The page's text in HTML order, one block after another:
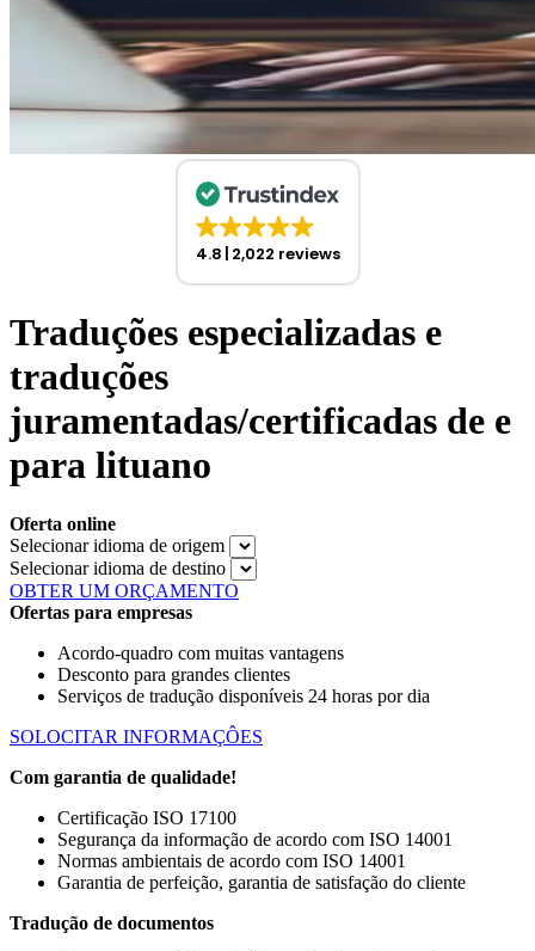
4.8 2,022 reviews
Traduções especializadas e
traduções
juramentadas/certificadas de e
para lituano
Oferta online
Selecionar idioma de origem
Selecionar idioma de destino
OBTER UM ORÇAMENTO
Ofertas para empresas
Acordo-quadro com muitas vantagens
Desconto para grandes clientes
Serviços de tradução disponíveis 24 horas por dia
SOLOCITAR INFORMAÇÔES
Com garantia de qualidade!
Certificação ISO 17100
Segurança da informação de acordo com ISO 14001
Normas ambientais de acordo com ISO 14001
Garantia de perfeição, garantia de satisfação do cliente
Tradução de documentos